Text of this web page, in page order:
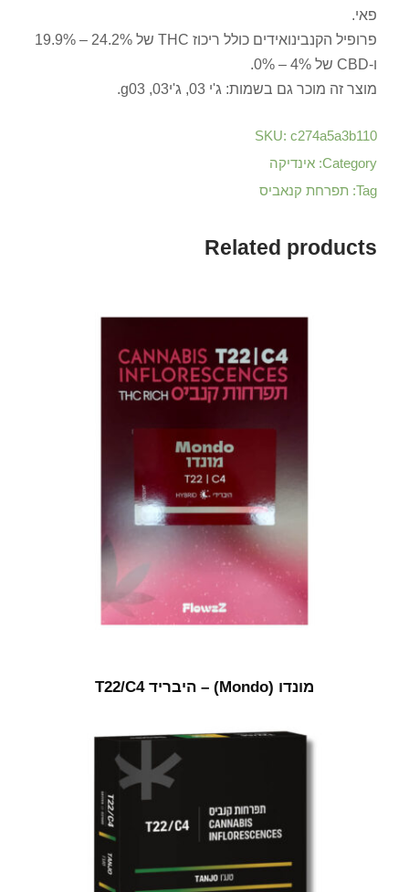
פאי.
פרופיל הקנבינואידים כולל ריכוז THC של 24.2% – 19.9%
ו-CBD של 4% – 0%.
מוצר זה מוכר גם בשמות: ג'י 03, ג'י03, g03.
SKU: c274a5a3b110
Category: אינדיקה
Tag: תפרחת קנאביס
Related products
מונדו (Mondo) – היבריד T22/C4